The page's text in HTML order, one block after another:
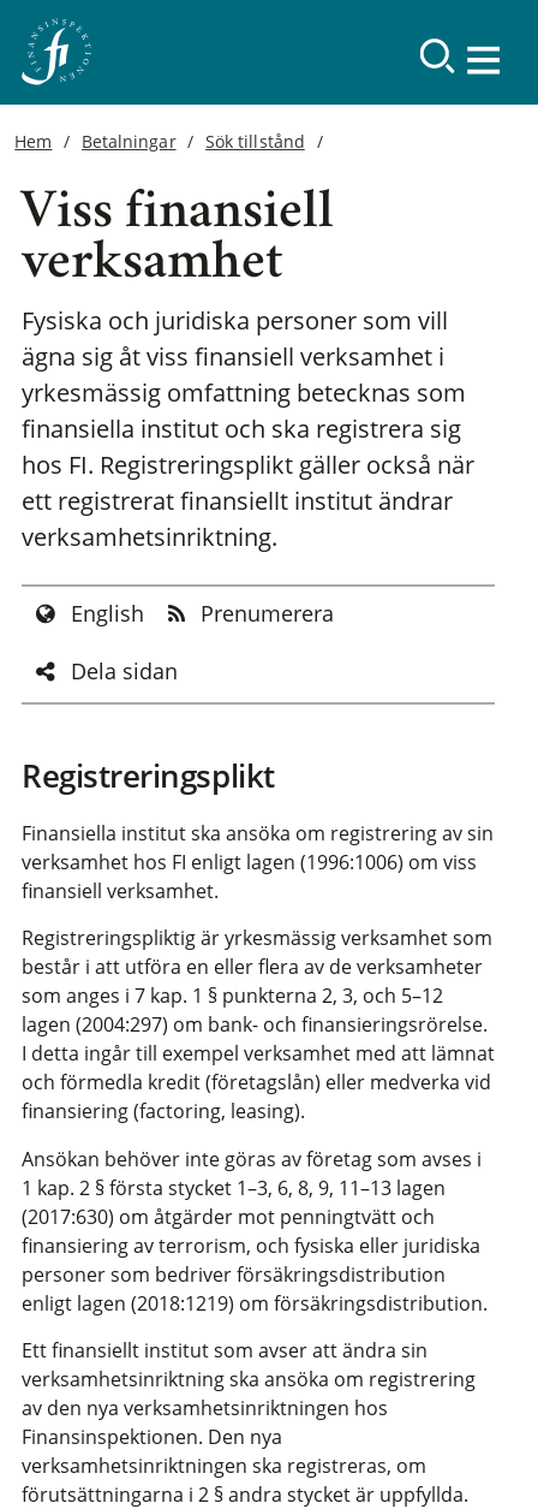
Hem Betalningar Sök tillstånd
Viss finansiell
verksamhet
Fysiska och juridiska personer som vill
ägna sig åt viss finansiell verksamhet i
yrkesmässig omfattning betecknas som
finansiella institut och ska registrera sig
hos FI. Registreringsplikt gäller också när
ett registrerat finansiellt institut ändrar
verksamhetsinriktning.
English
Prenumerera
Dela sidan
Registreringsplikt
Finansiella institut ska ansöka om registrering av sin
verksamhet hos FI enligt lagen (1996:1006) om viss
finansiell verksamhet.
Registreringspliktig är yrkesmässig verksamhet som
består i att utföra en eller flera av de verksamheter
som anges i 7 kap. 1 § punkterna 2, 3, och 5–12
lagen (2004:297) om bank- och finansieringsrörelse.
I detta ingår till exempel verksamhet med att lämnat
och förmedla kredit (företagslån) eller medverka vid
finansiering (factoring, leasing).
Ansökan behöver inte göras av företag som avses i
1 kap. 2 § första stycket 1–3, 6, 8, 9, 11–13 lagen
(2017:630) om åtgärder mot penningtvätt och
finansiering av terrorism, och fysiska eller juridiska
personer som bedriver försäkringsdistribution
enligt lagen (2018:1219) om försäkringsdistribution.
Ett finansiellt institut som avser att ändra sin
verksamhetsinriktning ska ansöka om registrering
av den nya verksamhetsinriktningen hos
Finansinspektionen. Den nya
verksamhetsinriktningen ska registreras, om
förutsättningarna i 2 § andra stycket är uppfyllda.